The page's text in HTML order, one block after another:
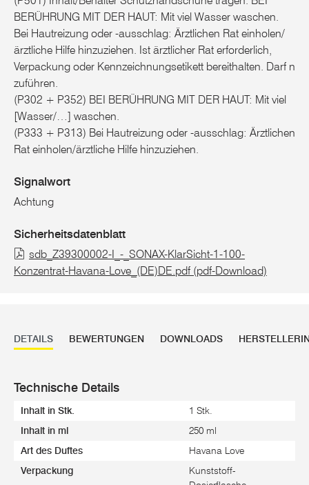
BERÜHRUNG MIT DER HAUT: Mit viel Wasser waschen.
Bei Hautreizung oder -ausschlag: Ärztlichen Rat einholen/
ärztliche Hilfe hinzuziehen. Ist ärztlicher Rat erforderlich,
Verpackung oder Kennzeichnungsetikett bereithalten. Darf n
zuführen.
(P302 + P352) BEI BERÜHRUNG MIT DER HAUT: Mit viel
[Wasser/…] waschen.
(P333 + P313) Bei Hautreizung oder -ausschlag: Ärztlichen
Rat einholen/ärztliche Hilfe hinzuziehen.
Signalwort
Achtung
Sicherheitsdatenblatt
sdb_Z39300002-I_-_SONAX-KlarSicht-1-100-
Konzentrat-Havana-Love_(DE)DE.pdf (pdf-Download)
DETAILS BEWERTUNGEN DOWNLOADS
Technische Details
Inhalt in Stk. 1 Stk.
Inhalt in ml 250 ml
Art des Duftes Havana Love
Verpackung
Kunststoff-